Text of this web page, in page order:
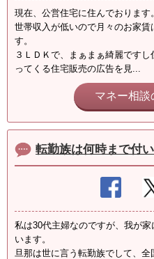
現在、公営住宅に住んでおります。
世帯収入が低いので月々のお家
す。
３ＬＤＫで、まぁまぁ綺麗です
ってくる住宅販売の広告を見...
マネー相談
転勤族は何時まで付
私は30代主婦なのですが、我が
います。
旦那は世に言う転勤族でして、